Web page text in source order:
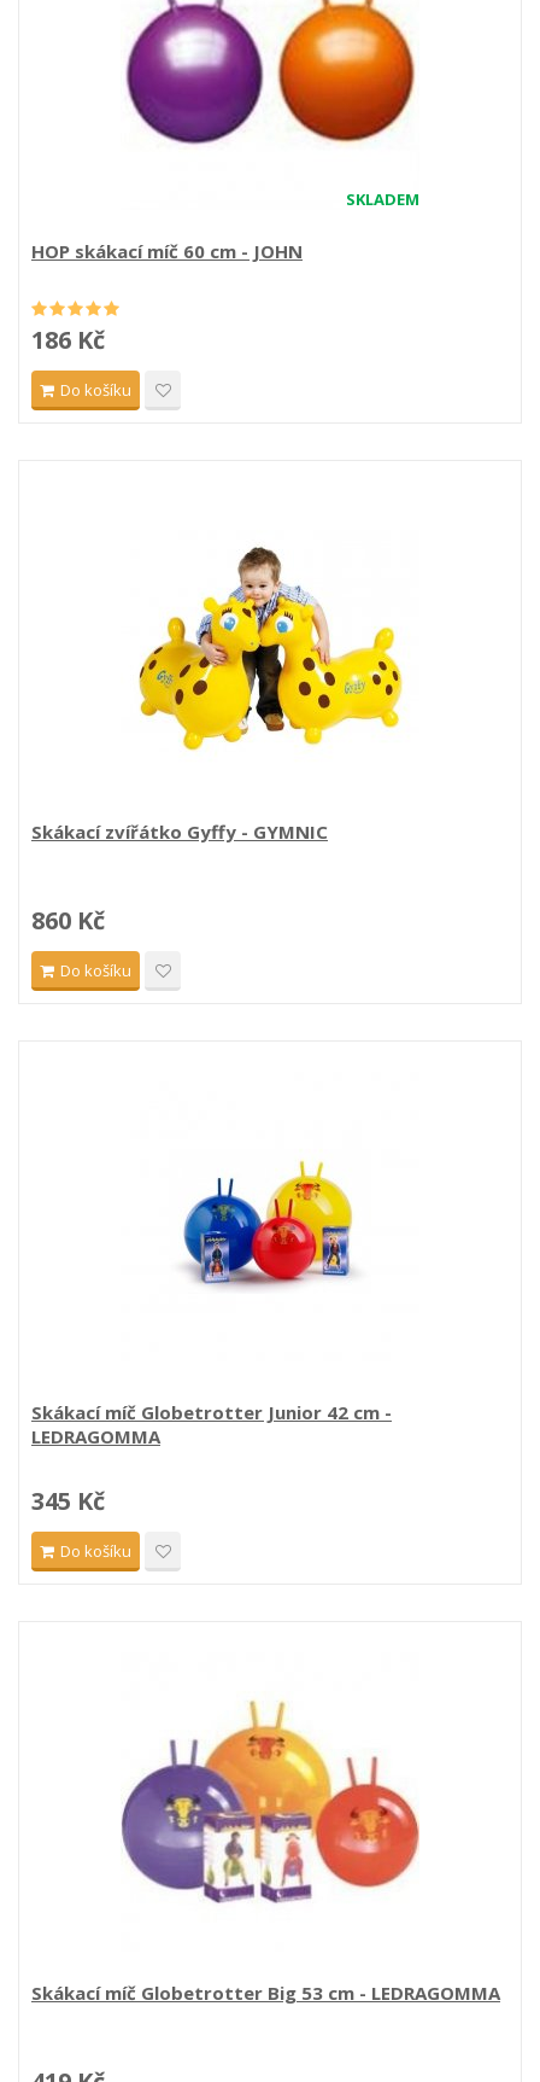
SKLADEM
HOP skákací míč 60 cm - JOHN
186 Kč
Do košíku
Skákací zvířátko Gyffy - GYMNIC
860 Kč
Do košíku
Skákací míč Globetrotter Junior 42 cm -
LEDRAGOMMA
345 Kč
Do košíku
Skákací míč Globetrotter Big 53 cm - LEDRAGOMMA